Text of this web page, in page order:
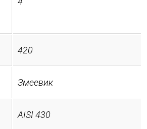
420
Змеевик
AISI 430